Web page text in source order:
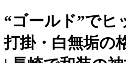
“ゴールド”でヒ
打掛・白無垢の